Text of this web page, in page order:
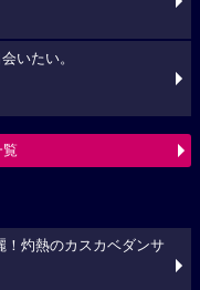
いたい。
！灼熱のカスカベダンサ